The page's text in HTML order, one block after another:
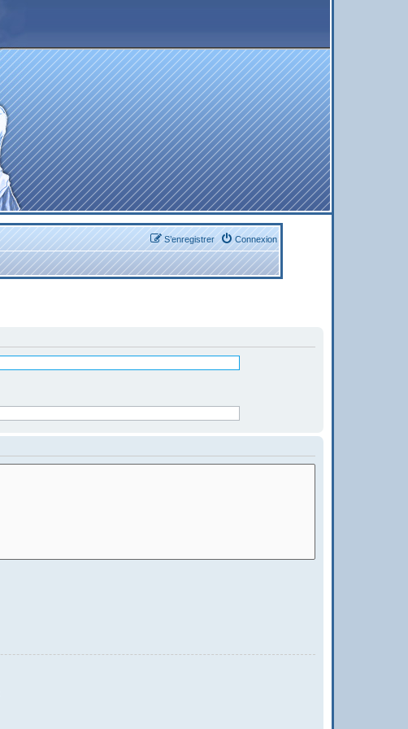
Connexion
S’enregistrer